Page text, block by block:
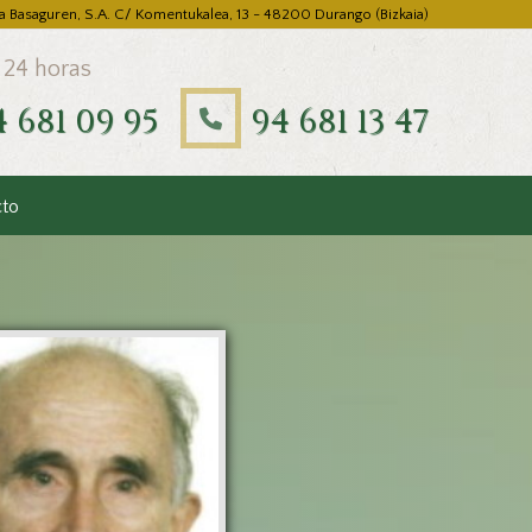
Basaguren, S.A. C/ Komentukalea, 13 - 48200 Durango (Bizkaia)
horas
681 09 95 94 681 13 47